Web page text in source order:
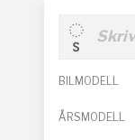
BILMODELL
ÅRSMODELL